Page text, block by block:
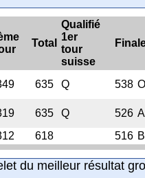
Total
Qualifié
1er
tour
suisse
635 Q 538
635 Q 526
618 516
du meilleur résultat